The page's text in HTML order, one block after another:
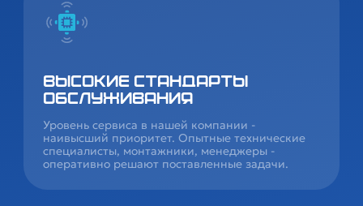
Высокие стандарты
обслуживания
Уровень сервиса в нашей компании -
наивысший приоритет. Опытные технические
специалисты, монтажники, менеджеры -
оперативно решают поставленные задачи.